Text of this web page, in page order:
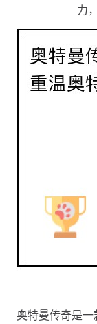
力
奥特曼传奇是一